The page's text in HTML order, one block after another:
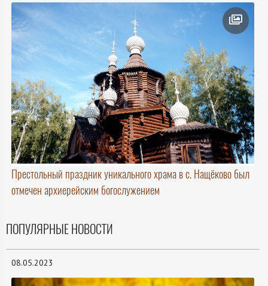
Престольный праздник уникального храма в с. Нащёково был
отмечен архиерейским богослужением
ПОПУЛЯРНЫЕ НОВОСТИ
08.05.2023